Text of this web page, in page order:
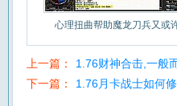
心理扭曲帮助魔龙刀兵又或
上一篇：
1.76财神合击,一般
下一篇：
1.76月卡战士如何